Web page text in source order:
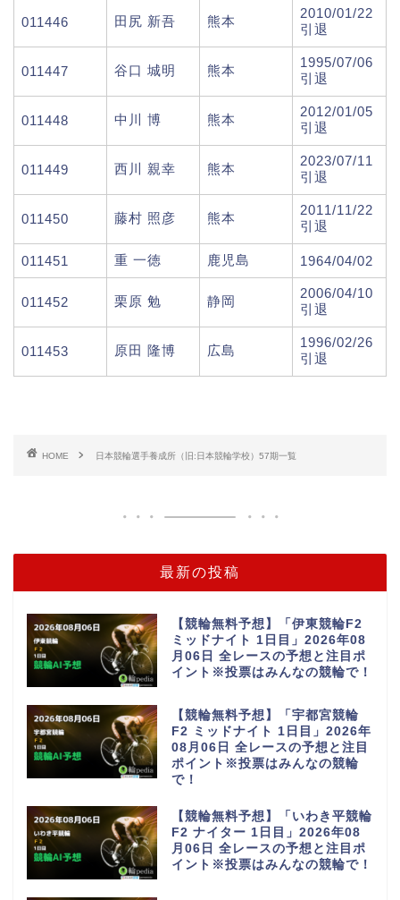
011446 田尻 新吾 熊本
2010/01/22
引退
011447 谷口 城明 熊本
1995/07/06
引退
011448 中川 博 熊本
2012/01/05
引退
011449 西川 親幸 熊本
2023/07/11
引退
011450 藤村 照彦 熊本
2011/11/22
引退
011451 重 一徳 鹿児島 1964/04/02
011452 栗原 勉 静岡
2006/04/10
引退
011453 原田 隆博 広島
1996/02/26
引退
HOME 日本競輪選手養成所（旧:日本競輪学校）57期一覧
最新の投稿
【競輪無料予想】「伊東競輪F2
ミッドナイト 1日目」2026年08
月06日 全レースの予想と注目ポ
イント※投票はみんなの競輪で！
【競輪無料予想】「宇都宮競輪
F2 ミッドナイト 1日目」2026年
08月06日 全レースの予想と注目
ポイント※投票はみんなの競輪
で！
【競輪無料予想】「いわき平競輪
F2 ナイター 1日目」2026年08
月06日 全レースの予想と注目ポ
イント※投票はみんなの競輪で！